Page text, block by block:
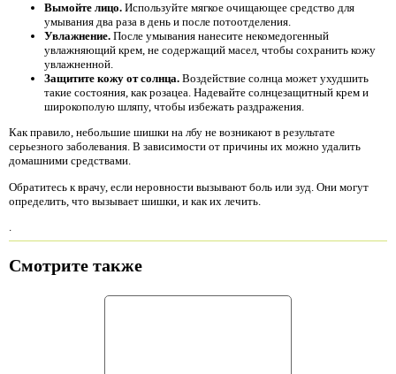
Вымойте лицо. Используйте мягкое очищающее средство для
умывания два раза в день и после потоотделения.
Увлажнение. После умывания нанесите некомедогенный
увлажняющий крем, не содержащий масел, чтобы сохранить кожу
увлажненной.
Защитите кожу от солнца. Воздействие солнца может ухудшить
такие состояния, как розацеа. Надевайте солнцезащитный крем и
широкополую шляпу, чтобы избежать раздражения.
Как правило, небольшие шишки на лбу не возникают в результате
серьезного заболевания. В зависимости от причины их можно удалить
домашними средствами.
Обратитесь к врачу, если неровности вызывают боль или зуд. Они могут
определить, что вызывает шишки, и как их лечить.
Смотрите также